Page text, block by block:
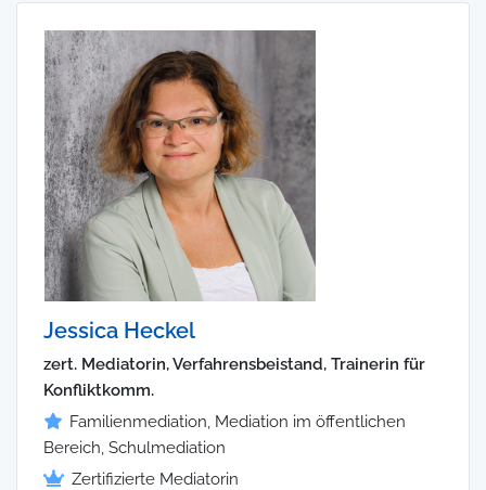
Jessica Heckel
zert. Mediatorin, Verfahrensbeistand, Trainerin für
Konfliktkomm.
Familienmediation, Mediation im öffentlichen
Bereich, Schulmediation
Zertifizierte Mediatorin